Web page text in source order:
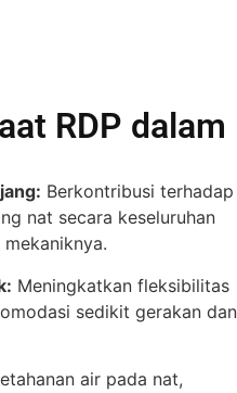
RDP dalam
Berkontribusi terhadap
nat secara keseluruhan
Meningkatkan fleksibilitas
sedikit gerakan dan
air pada nat,